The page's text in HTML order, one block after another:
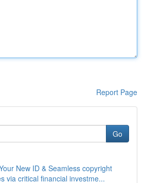
Report Page
Go
New ID & Seamless copyright
via critical financial investme...